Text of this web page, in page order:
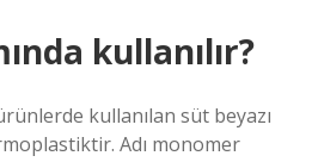
kullanılır?
kullanılan süt beyazı
Adı monomer